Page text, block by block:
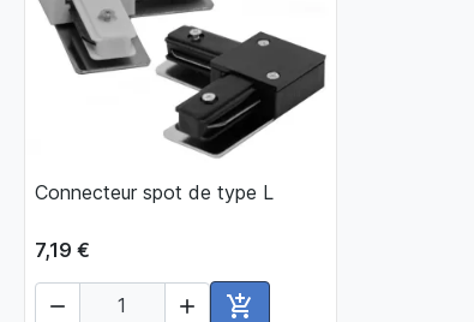
 Aperçu rapide
Connecteur spot de type L
7,19 €
  